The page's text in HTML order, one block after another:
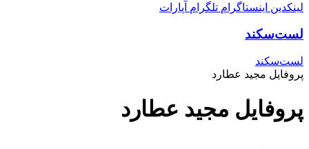
لینکدین اینستاگرام تلگرام آپارات
لست‌سکند
لست‌سکند
پروفایل مجید عطارد
پروفایل مجید عطارد